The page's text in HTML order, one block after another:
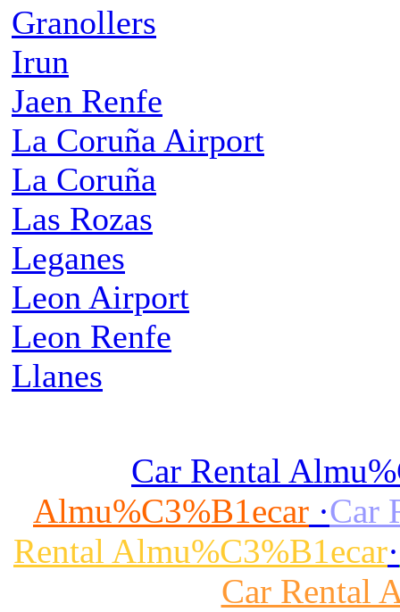
Granollers
Irun
Jaen Renfe
La Coruña Airport
La Coruña
Las Rozas
Leganes
Leon Airport
Leon Renfe
Llanes
Car Rental
Almu%C3%B1ecar ·Car
Rental Almu%C3%B1ecar·
Car Rental